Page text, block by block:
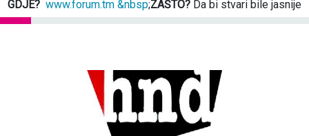
GDJE? www.forum.tm &nbsp;ZAŠTO? Da bi stvari bile jasnije